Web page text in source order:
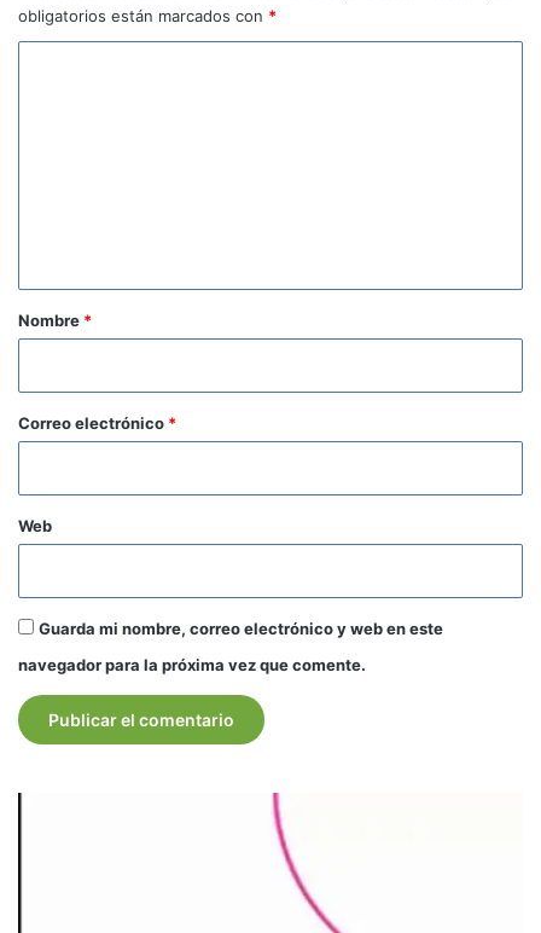
obligatorios están marcados con *
r
*
Nombre *
Correo electrónico *
Web
Guarda mi nombre, correo electrónico y web en este
navegador para la próxima vez que comente.